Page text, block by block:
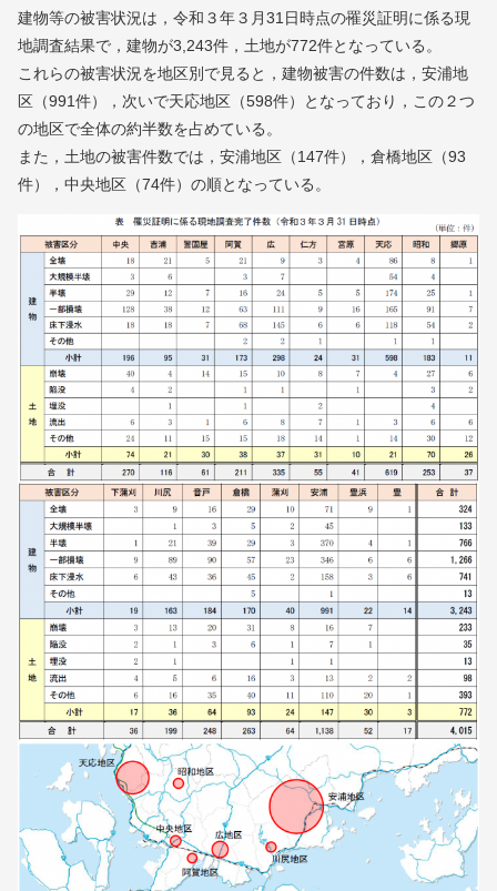
建物等の被害状況は，令和３年３月31日時点の罹災証明に係る現
地調査結果で，建物が3,243件，土地が772件となっている。
これらの被害状況を地区別で見ると，建物被害の件数は，安浦地
区（991件），次いで天応地区（598件）となっており，この２つ
の地区で全体の約半数を占めている。
また，土地の被害件数では，安浦地区（147件），倉橋地区（93
件），中央地区（74件）の順となっている。